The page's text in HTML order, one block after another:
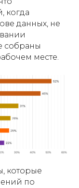
когда
данных, не
собраны
месте.
которые
по